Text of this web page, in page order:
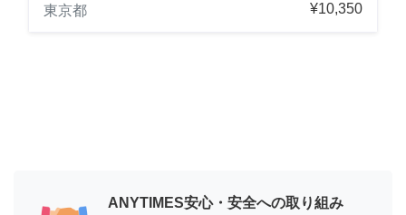
東京都
¥10,350
ANYTIMES安心・安全への取り組み